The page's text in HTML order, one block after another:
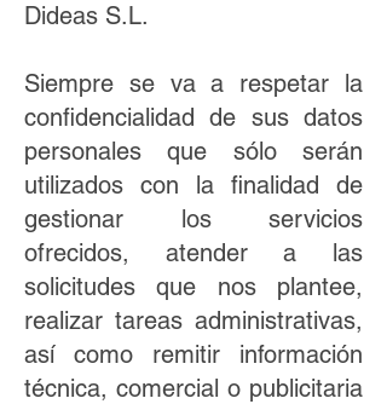
Dideas S.L.
Siempre se va a respetar la
confidencialidad de sus datos
personales que sólo serán
utilizados con la finalidad de
gestionar los servicios
ofrecidos, atender a las
solicitudes que nos plantee,
realizar tareas administrativas,
así como remitir información
técnica, comercial o publicitaria